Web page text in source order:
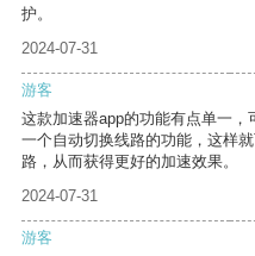
护。
2024-07-31
游客
这款加速器app的功能有点单一
一个自动切换线路的功能，这样
路，从而获得更好的加速效果。
2024-07-31
游客